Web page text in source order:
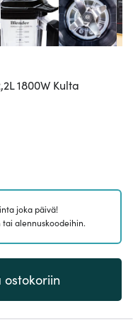
1800W Kulta
joka päivä!
alennuskoodeihin.
ostokoriin